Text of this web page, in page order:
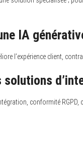
IA
l’expérience client,
solutions
conformité